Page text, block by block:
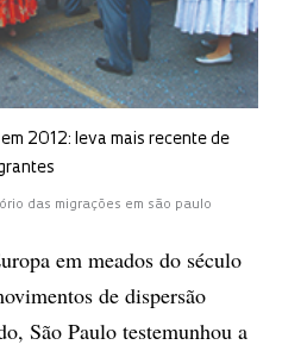
2012: leva mais recente de
das migrações em são paulo
em meados do século
de dispersão
São Paulo testemunhou a